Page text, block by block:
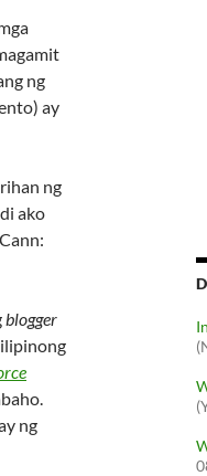
ng
ay
ng
ako
blogger
ng